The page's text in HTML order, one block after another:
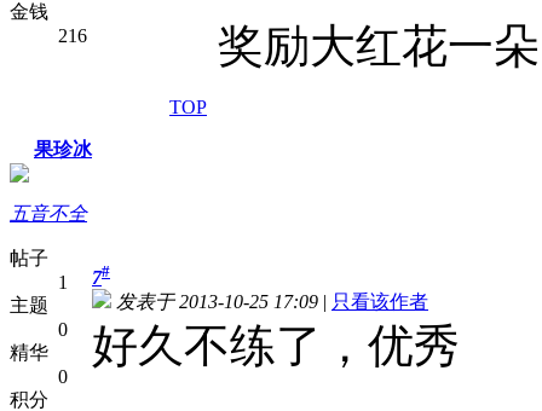
金钱
216
奖励大红花一
TOP
果珍冰
五音不全
帖子
1
主题
0
精华
0
积分
7#
发表于 2013-10-25 17:09 | 只看该作者
好久不练了，优秀